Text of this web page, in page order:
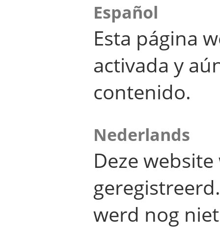
Español
Esta página
activada y
contenido.
Nederlands
Deze
werd nog